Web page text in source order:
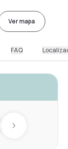
Ver mapa
FAQ
Next day